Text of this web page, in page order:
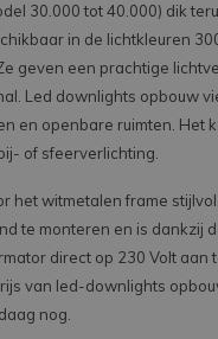
30.000 tot 40.000) dik
in de lichtkleuren
geven een prachtige
Led downlights opbouw
en openbare ruimten. Het
of sfeerverlichting.
het witmetalen frame
te monteren en is dankzij
direct op 230 Volt aan
van led-downlights
nog.